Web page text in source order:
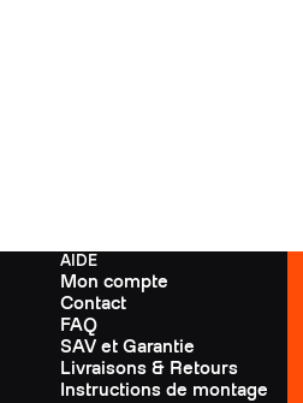
AIDE
Mon compte
Contact
FAQ
SAV et Garantie
Livraisons & Retours
Instructions de montage